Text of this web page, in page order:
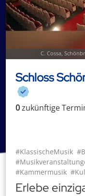
C. Cossa,
Schloss
0zukünftige
#KlassischeMusik
#Kammermusik
Erlebe